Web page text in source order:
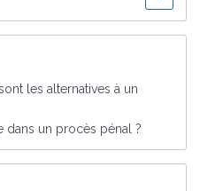
les alternatives à un
dans un procès pénal ?